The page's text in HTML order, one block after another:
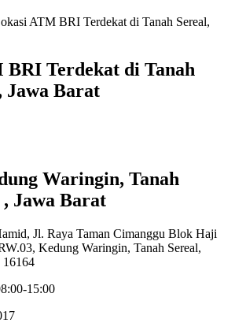
ATM BRI Terdekat di Tanah Sereal,
BRI Terdekat di Tanah
Jawa Barat
Waringin, Tanah
Jawa Barat
Jl. Raya Taman Cimanggu Blok Haji
Kedung Waringin, Tanah Sereal,
16164
15:00